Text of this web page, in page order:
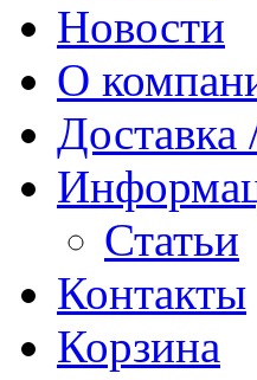
Новости
О
Доставка
Статьи
Контакты
Корзина